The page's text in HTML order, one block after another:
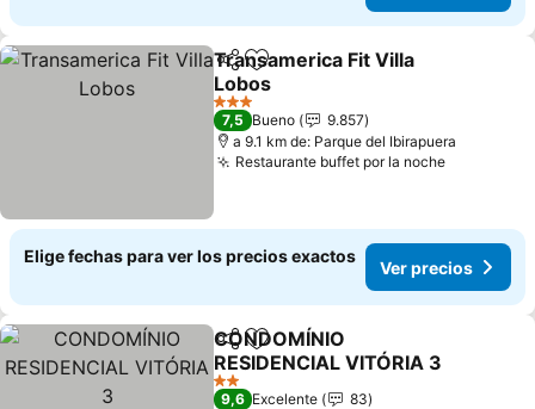
Compartir
Agregar a favoritos
Transamerica Fit Villa
Lobos
3 Estrellas
7,5 Bueno
9.857
a 9.1 km de: Parque del Ibirapuera
Restaurante buffet por la noche
Elige fechas para ver los precios exactos
Ver precios
CompartirAgregar a favoritos
CONDOMÍNIO
RESIDENCIAL VITÓRIA 3
2 Estrellas
9,6 Excelente
83